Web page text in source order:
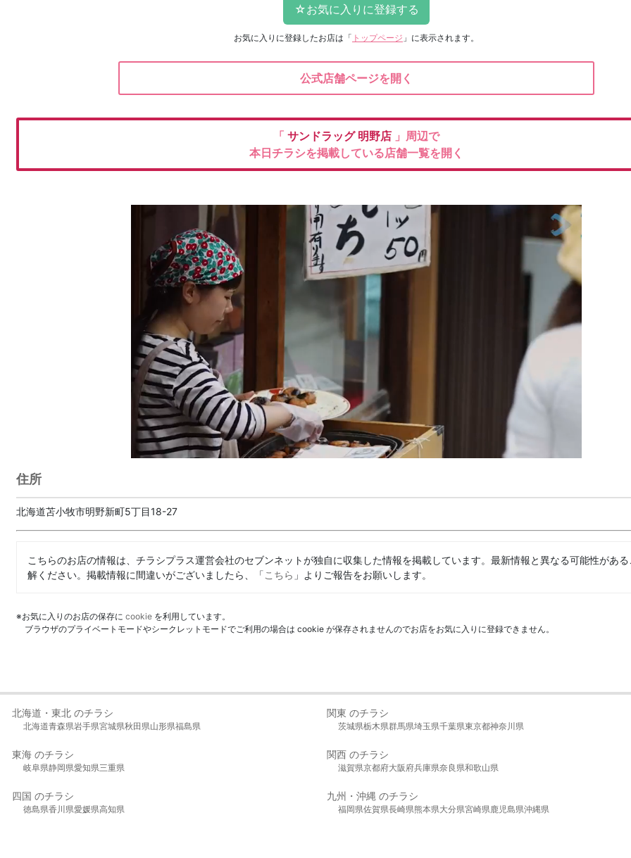
お気に入りに登録したお店は 「 トップページ 」に表示されます。
公式店舗ページを開く
「 サンドラッグ 明野店 」周辺で
本日チラシを掲載している店舗一覧を開く
住所
北海道苫小牧市明野新町5丁目18-27
こちらのお店の情報は、チラシプラス運営会社のセブンネットが独自に収集した情報を掲載しています。最新情報と異なる可能性があ
解ください。掲載情報に間違いがございましたら、「こちら 」よりご報告をお願いします。
※お気に入りのお店の保存に cookie を利用しています。
ブラウザのプライベートモードやシークレットモードでご利用の場合は cookie が保存されませんのでお店をお気に入りに登録できません。
北海道・東北 のチラシ
北海道青森県岩手県宮城県秋田県山形県福島県
関東 のチラシ
茨城県栃木県群馬県埼玉県千葉県東京都神奈川県
東海 のチラシ
岐阜県静岡県愛知県三重県
関西 のチラシ
滋賀県京都府大阪府兵庫県奈良県和歌山県
四国 のチラシ
徳島県香川県愛媛県高知県
九州・沖縄 のチラシ
福岡県佐賀県長崎県熊本県大分県宮崎県鹿児島県沖縄県